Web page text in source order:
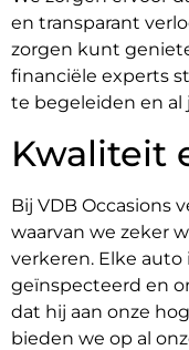
en transparant
zorgen kunt
financiële experts
te begeleiden en al
Kwaliteit
Bij VDB Occasions
waarvan we zeker
verkeren. Elke
geïnspecteerd en
dat hij aan onze
bieden we op al